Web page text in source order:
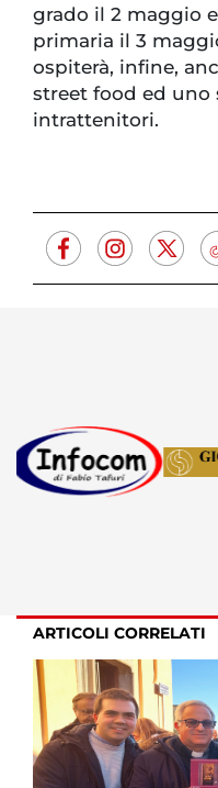
grado il 2 maggio
primaria il 3
ospiterà, infine,
street food ed uno
intrattenitori.
ARTICOLI CORRELATI